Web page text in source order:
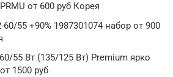
от 600 руб Корея
60/55 +90% 1987301074 набор от 900
55 Вт (135/125 Вт) Premium ярко
1500 руб